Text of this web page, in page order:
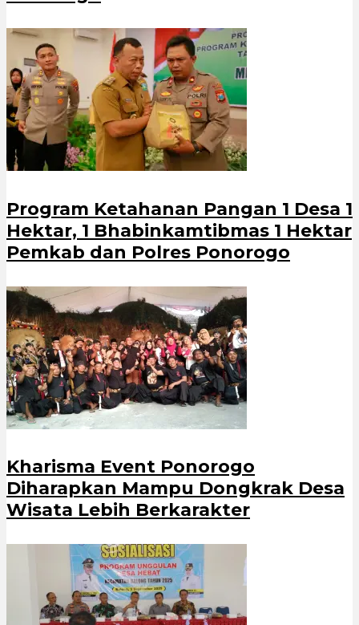
Program Ketahanan Pangan 1 Desa 1
Hektar, 1 Bhabinkamtibmas 1 Hektar
Pemkab dan Polres Ponorogo
Kharisma Event Ponorogo
Diharapkan Mampu Dongkrak Desa
Wisata Lebih Berkarakter